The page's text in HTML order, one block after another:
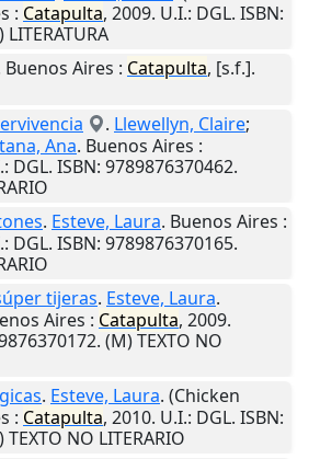
: Catapulta, 2009. U.I.: DGL. ISBN:
Buenos Aires : Catapulta, [s.f.].
. Llewellyn, Claire;
Ana. Buenos Aires :
: DGL. ISBN: 9789876370462.
. Esteve, Laura. Buenos Aires :
: DGL. ISBN: 9789876370165.
tijeras. Esteve, Laura.
Aires : Catapulta, 2009.
(M) TEXTO NO
. Esteve, Laura. (Chicken
: Catapulta, 2010. U.I.: DGL. ISBN:
NO LITERARIO